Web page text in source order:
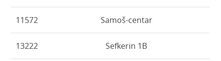
11572 Samoš-centar
13222 Sefkerin 1B